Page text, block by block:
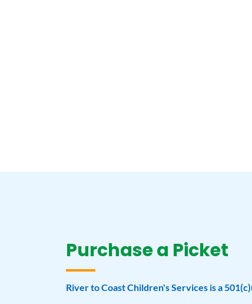
Purchase a Picket
River to Coast Children's Services is a